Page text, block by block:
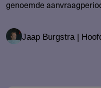
genoemde
Jaap Burgstra |